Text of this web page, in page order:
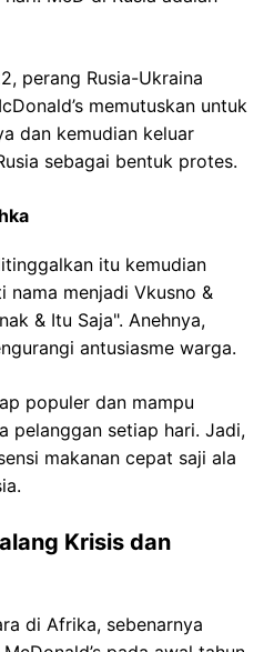
perang Rusia-Ukraina
memutuskan untuk
dan kemudian keluar
sebagai bentuk protes.
itu kemudian
nama menjadi Vkusno &
& Itu Saja". Anehnya,
antusiasme warga.
populer dan mampu
pelanggan setiap hari. Jadi,
makanan cepat saji ala
Krisis dan
di Afrika, sebenarnya